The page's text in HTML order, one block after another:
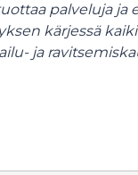
palveluja ja
kärjessä
ja